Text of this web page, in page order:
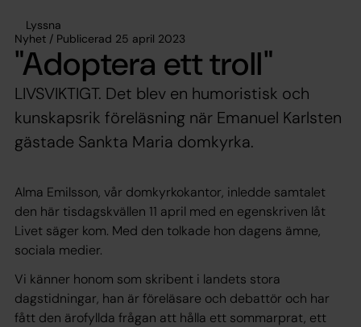
Lyssna
Nyhet / Publicerad 25 april 2023
"Adoptera ett troll"
LIVSVIKTIGT. Det blev en humoristisk och
kunskapsrik föreläsning när Emanuel Karlsten
gästade Sankta Maria domkyrka.
Alma Emilsson, vår domkyrkokantor, inledde samtalet
den här tisdagskvällen 11 april med en egenskriven låt
Livet säger kom. Med den tolkade hon dagens ämne,
sociala medier.
Vi känner honom som skribent i landets stora
dagstidningar, han är föreläsare och debattör och har
fått den ärofyllda frågan att hålla ett sommarprat, ett